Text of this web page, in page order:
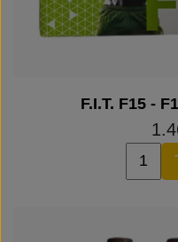
F.I.T. F15 -